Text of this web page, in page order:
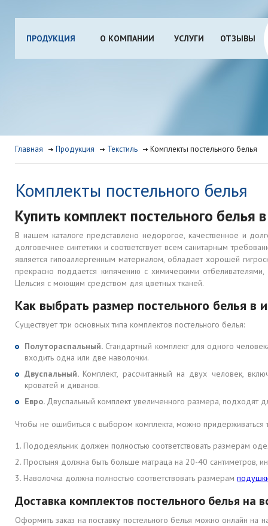
ПРОДУКЦИЯ О КОМПАНИИ УСЛУГИ ОТЗЫВЫ
Главная Продукция Текстиль Комплекты постельного белья
Комплекты постельного белья
Купить комплект постельного белья
В нашем каталоге представлено недорогое, качественное и
долговечнее синтетики и соответствует всем санитарным
является гипоаллергенным материалом, обладает хорошей
прекрасно поддается кипячению с химическими
Цельсия с моющим средством для цветных тканей.
Как выбрать размер постельного белья в
Существует три основных типа комплектов постельного белья:
Полутораспальный. Стандартный комплект для одного
входить одна или две наволочки.
Двуспальный. Комплект, рассчитанный на двух человек,
кроватей и диванов.
Евро. Двуспальный комплект увеличенного размера, подходят
Чтобы не ошибиться с выбором комплекта, можно придерживаться
Пододеяльник должен полностью соответствовать размерам
Простыня должна быть больше матраца на 20-40 сантиметров,
Наволочка должна полностью соответствовать размерам
Доставка комплектов постельного белья на
Оформить заказ на поставку постельного белья можно онлайн